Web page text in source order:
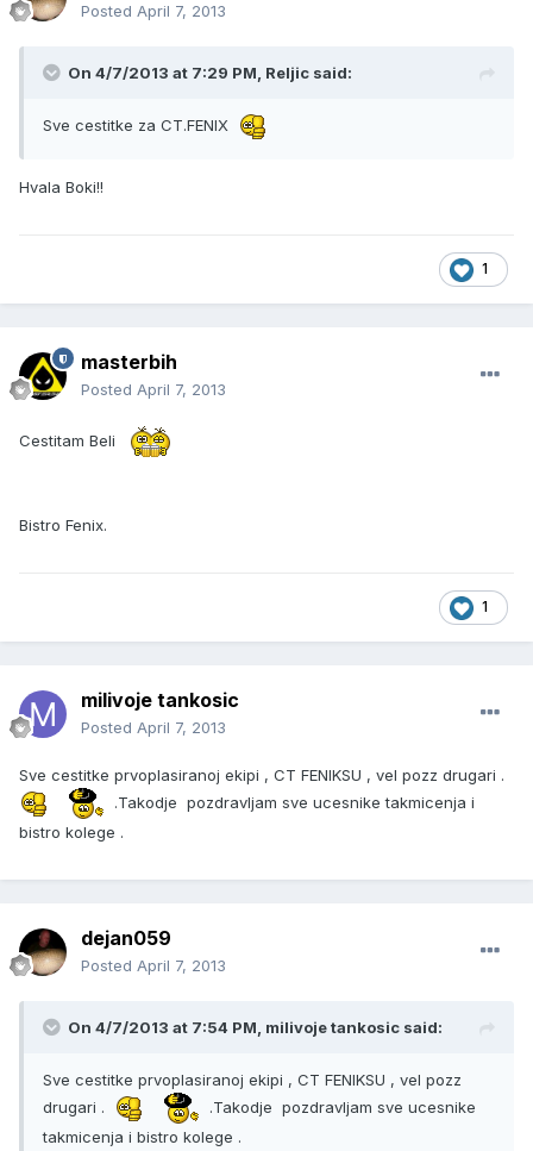
Posted April 7, 2013
On 4/7/2013 at 7:29 PM, Reljic said:
Sve cestitke za CT.FENIX
Hvala Boki!!
1
masterbih
Posted April 7, 2013
Cestitam Beli
Bistro Fenix.
1
milivoje tankosic
Posted April 7, 2013
Sve cestitke prvoplasiranoj ekipi , CT FENIKSU , vel pozz drugari .
.Takodje pozdravljam sve ucesnike takmicenja i
bistro kolege .
dejan059
Posted April 7, 2013
On 4/7/2013 at 7:54 PM, milivoje tankosic said:
Sve cestitke prvoplasiranoj ekipi , CT FENIKSU , vel pozz
drugari .
.Takodje pozdravljam sve ucesnike
takmicenja i bistro kolege .